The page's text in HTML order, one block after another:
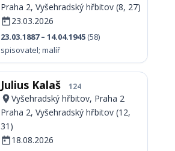
Praha 2, Vyšehradský hřbitov (8, 27)
23.03.2026
23.03.1887 – 14.04.1945 (58)
spisovatel; malíř
Julius Kalaš 124
Vyšehradský hřbitov, Praha 2
Praha 2, Vyšehradský hřbitov (12,
31)
18.08.2026